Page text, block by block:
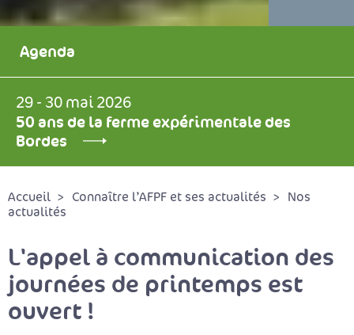
Agenda
29 - 30 mai 2026
50 ans de la ferme expérimentale des
Bordes
Accueil Connaître l’AFPF et ses actualités
Nos
actualités
L'appel à communication des
journées de printemps est
ouvert !